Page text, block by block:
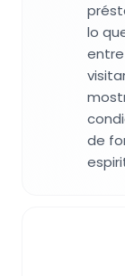
lo
de